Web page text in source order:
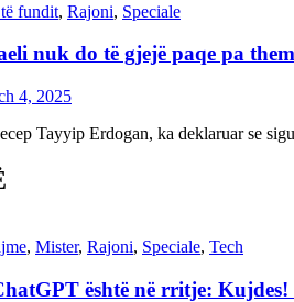
fundit, Rajoni, Speciale
nuk do të gjejë paqe pa
4, 2025
Tayyip Erdogan, ka deklaruar se
, Mister, Rajoni, Speciale, Tech
është në rritje: